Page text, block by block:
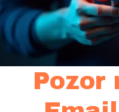
Pozor